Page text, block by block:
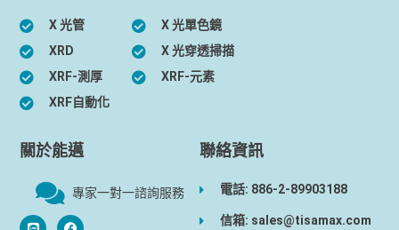
X 光管
XRD
XRF-測厚
XRF自動化
X 光單色鏡
X 光穿透掃描
XRF-元素
關於能邁
專家一對一諮詢服務
聯絡資訊
電話: 886-2-89903188
信箱: sales@tisamax.com